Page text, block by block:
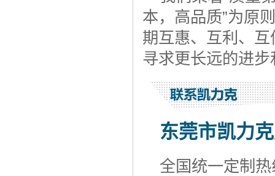
本，高品质”为原
期互惠、互利、
寻求更长远的进步
东莞市凯力
全国统一定制